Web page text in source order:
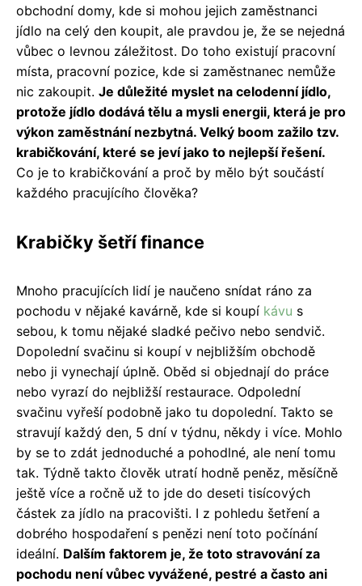
obchodní domy, kde si mohou jejich zaměstnanci
jídlo na celý den koupit, ale pravdou je, že se nejedná
vůbec o levnou záležitost. Do toho existují pracovní
místa, pracovní pozice, kde si zaměstnanec nemůže
nic zakoupit. Je důležité myslet na celodenní jídlo,
protože jídlo dodává tělu a mysli energii, která je pro
výkon zaměstnání nezbytná. Velký boom zažilo tzv.
krabičkování, které se jeví jako to nejlepší řešení.
Co je to krabičkování a proč by mělo být součástí
každého pracujícího člověka?
Krabičky šetří finance
Mnoho pracujících lidí je naučeno snídat ráno za
pochodu v nějaké kavárně, kde si koupí kávu s
sebou, k tomu nějaké sladké pečivo nebo sendvič.
Dopolední svačinu si koupí v nejbližším obchodě
nebo ji vynechají úplně. Oběd si objednají do práce
nebo vyrazí do nejbližší restaurace. Odpolední
svačinu vyřeší podobně jako tu dopolední. Takto se
stravují každý den, 5 dní v týdnu, někdy i více. Mohlo
by se to zdát jednoduché a pohodlné, ale není tomu
tak. Týdně takto člověk utratí hodně peněz, měsíčně
ještě více a ročně už to jde do deseti tisícových
částek za jídlo na pracovišti. I z pohledu šetření a
dobrého hospodaření s penězi není toto počínání
ideální. Dalším faktorem je, že toto stravování za
pochodu není vůbec vyvážené, pestré a často ani